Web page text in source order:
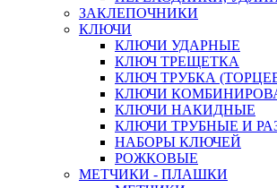
ЗАКЛЕПОЧНИКИ
КЛЮЧИ
КЛЮЧИ УДАРНЫЕ
КЛЮЧ ТРЕЩЕТКА
КЛЮЧ ТРУБКА
КЛЮЧИ
КЛЮЧИ НАКИДНЫЕ
КЛЮЧИ ТРУБНЫЕ И
НАБОРЫ КЛЮЧЕЙ
РОЖКОВЫЕ
МЕТЧИКИ - ПЛАШКИ